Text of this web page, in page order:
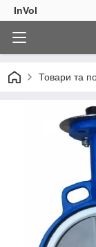
InVol
Товари та